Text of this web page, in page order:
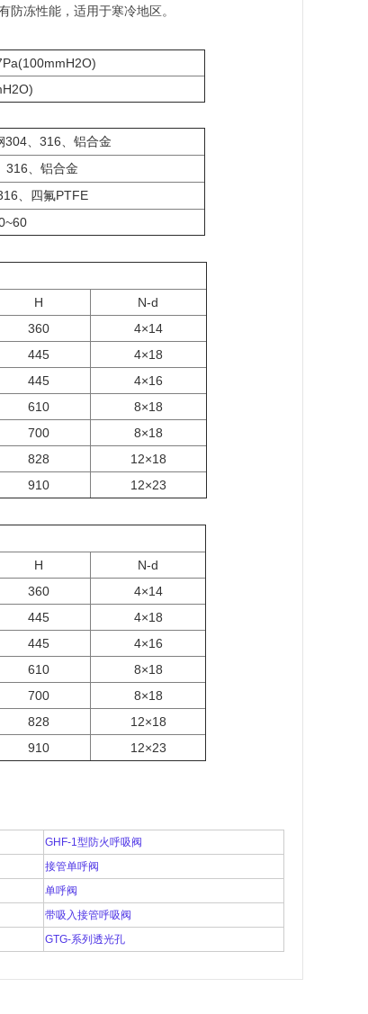
冻性能，适用于寒冷地区。
304、 316、铝合金
316、铝合金
、四氟PTFE
H
N-d
360
4×14
445
4×18
445
4×16
610
8×18
700
8×18
828
12×18
910 12×23
H
N-d
360
4×14
445
4×18
445
4×16
610
8×18
700
8×18
828
12×18
910 12×23
GHF-1型防火呼吸阀
接管单呼阀
单呼阀
带吸入接管呼吸阀
GTG-系列透光孔